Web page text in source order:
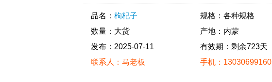
品名： 枸杞子
数量：大货
发布：2025-07-11
联系人：马老板
规格：各种规格
产地：内蒙
有效期：剩余723天
手机：13030699160